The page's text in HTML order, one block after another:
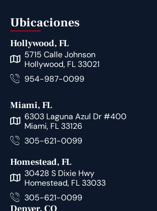
Ubicaciones
Hollywood, FL
5715 Calle Johnson
Hollywood, FL 33021
954-987-0099
Miami, FL
6303 Laguna Azul Dr #400
Miami, FL 33126
305-621-0099
Homestead, FL
30428 S Dixie Hwy
Homestead, FL 33033
305-621-0099